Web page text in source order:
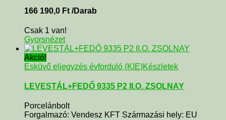
166 190,0 Ft /Darab
Csak 1 van!
Gyorsnézet
Akció!
Esküvő eljegyzés évforduló (KIE)Készletek
LEVESTÁL+FEDŐ 9335 P2 II.O. ZSOLNAY
Porcelánbolt
Forgalmazó: Vendesz KFT Származási hely: EU